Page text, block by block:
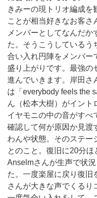
きみーの現トリオ編成を
ことが相当好きなお客さ
メンバーとしてなんだ
た。そうこうしているう
合い入れ円陣をメンバー
盛り上がりです。最強の
進んでいきます。岸田さ
は「everybody feels the
ん（松本大樹）がイント
イヤモニの中の音がすべ
確認して何が原因か見渡
わんや状態。そのステー
とのこと。復旧に20分
Anselmさんが生声で状
た。一度楽屋に戻り復
さんが大きな声でくるり